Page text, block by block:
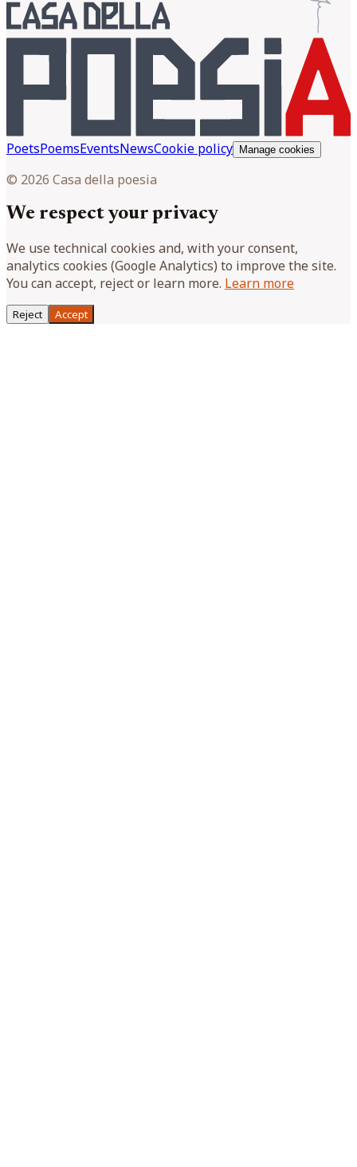
PoetsPoemsEventsNewsCookie policy Manage cookies
© 2026 Casa della poesia
We respect your privacy
We use technical cookies and, with your consent,
analytics cookies (Google Analytics) to improve the site.
You can accept, reject or learn more. Learn more
Reject Accept